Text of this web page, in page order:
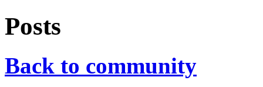
Posts
Back to community